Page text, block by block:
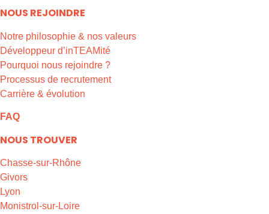
NOUS REJOINDRE
Notre philosophie & nos valeurs
Développeur d’inTEAMité
Pourquoi nous rejoindre ?
Processus de recrutement
Carrière & évolution
FAQ
NOUS TROUVER
Chasse-sur-Rhône
Givors
Lyon
Monistrol-sur-Loire